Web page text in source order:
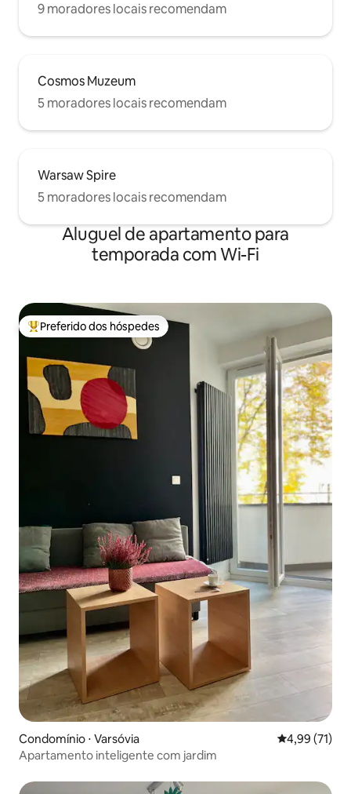
9 moradores locais recomendam
Cosmos Muzeum
5 moradores locais recomendam
Warsaw Spire
5 moradores locais recomendam
Aluguel de apartamento para
temporada com Wi-Fi
Entre os melhores preferidos dos hóspedes
Preferido dos hóspedes
Condomínio ⋅ Varsóvia 4,99 de uma
4,99 (71)
Apartamento inteligente com jardim